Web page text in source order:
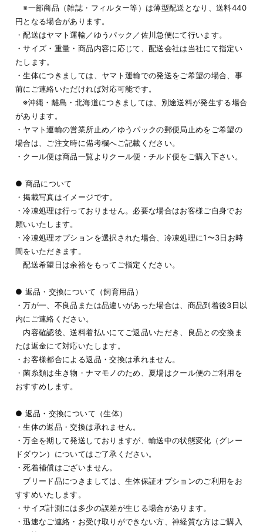
※一部商品（雑誌・フィルター等）は薄型配送となり、送料440
円となる場合があります。
・配送はヤマト運輸／ゆうパック／佐川急便にて行います。
・サイズ・重量・商品内容に応じて、配送会社は当社にて指定い
たします。
・生体につきましては、ヤマト運輸での発送をご希望の場合、事
前にご連絡いただければ対応可能です。
※沖縄・離島・北海道につきましては、別途送料が発生する場合
があります。
・ヤマト運輸の営業所止め／ゆうパックの郵便局止めをご希望の
場合は、ご注文時に備考欄へご記載ください。
・クール便は商品一覧よりクール便・チルド便をご購入下さい。
● 商品について
・掲載写真はイメージです。
・冷凍処理は行っておりません。必要な場合はお客様ご自身でお
願いいたします。
・冷凍処理オプションを選択された場合、冷凍処理に1〜3日お時
間をいただきます。
配送希望日は余裕をもってご指定ください。
● 返品・交換について（飼育用品）
・万が一、不良品または品違いがあった場合は、商品到着後3日以
内にご連絡ください。
内容確認後、送料着払いにてご返品いただき、良品との交換ま
たは返金にて対応いたします。
・お客様都合による返品・交換は承れません。
・菌糸類は生き物・ナマモノのため、夏場はクール便のご利用を
おすすめします。
● 返品・交換について（生体）
・生体の返品・交換は承れません。
・万全を期して発送しておりますが、輸送中の状態変化（グレー
ドダウン）についてはご了承ください。
・死着補償はございません。
ブリード品につきましては、生体保証オプションのご利用をお
すすめいたします。
・サイズ計測には多少の誤差が生じる場合があります。
・迅速なご連絡・お受け取りができない方、神経質な方はご購入